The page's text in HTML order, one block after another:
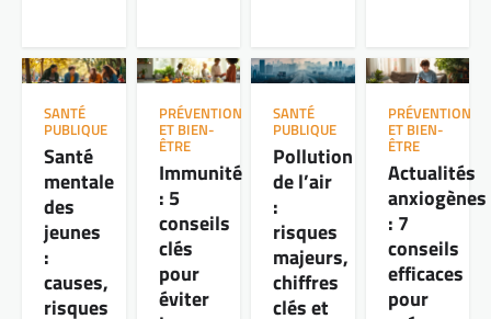
SANTÉ
PUBLIQUE
Santé
mentale
des
jeunes
:
causes,
risques
PRÉVENTION
ET BIEN-
ÊTRE
Immunité
: 5
conseils
clés
pour
éviter
SANTÉ
PUBLIQUE
Pollution
de l’air
:
risques
majeurs,
chiffres
clés et
PRÉVENTION
ET BIEN-
ÊTRE
Actualités
anxiogènes
: 7
conseils
efficaces
pour